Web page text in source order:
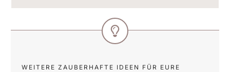
WEITERE ZAUBERHAFTE IDEEN FÜR EURE